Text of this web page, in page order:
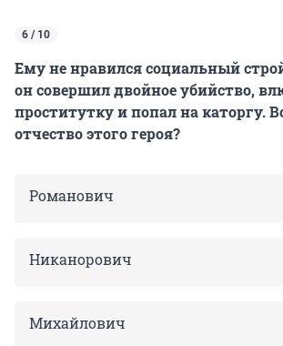
6 / 10
Ему не нравился социальный
он совершил двойное убийство,
проститутку и попал на каторгу.
отчество этого героя?
Романович
Никанорович
Михайлович